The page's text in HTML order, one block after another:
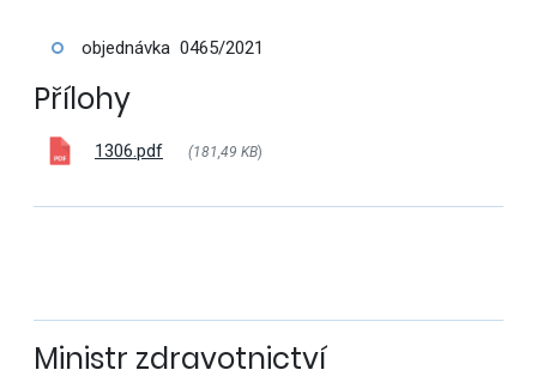
objednávka 0465/2021
Přílohy
1306.pdf (181,49 KB)
Ministr zdravotnictví